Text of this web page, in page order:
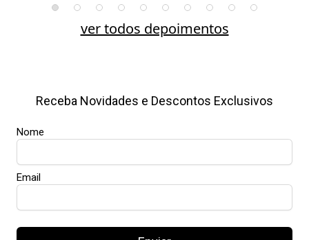
ver todos depoimentos
Receba Novidades e Descontos Exclusivos
Nome
Email